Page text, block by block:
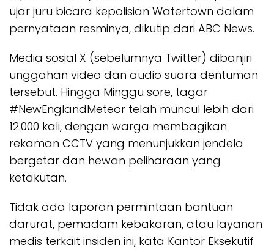
ujar juru bicara kepolisian Watertown dalam
pernyataan resminya, dikutip dari ABC News.
Media sosial X (sebelumnya Twitter) dibanjiri
unggahan video dan audio suara dentuman
tersebut. Hingga Minggu sore, tagar
#NewEnglandMeteor telah muncul lebih dari
12.000 kali, dengan warga membagikan
rekaman CCTV yang menunjukkan jendela
bergetar dan hewan peliharaan yang
ketakutan.
Tidak ada laporan permintaan bantuan
darurat, pemadam kebakaran, atau layanan
medis terkait insiden ini, kata Kantor Eksekutif